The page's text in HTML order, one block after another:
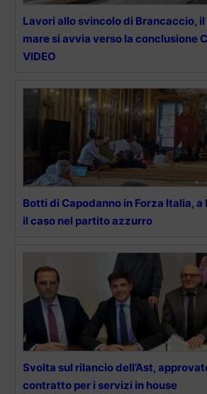
Lavori allo svincolo di Brancaccio,
mare si avvia verso la conclusione
VIDEO
Botti di Capodanno in Forza Italia, a
il caso nel partito azzurro
Svolta sul rilancio dell’Ast,
contratto per i servizi in house